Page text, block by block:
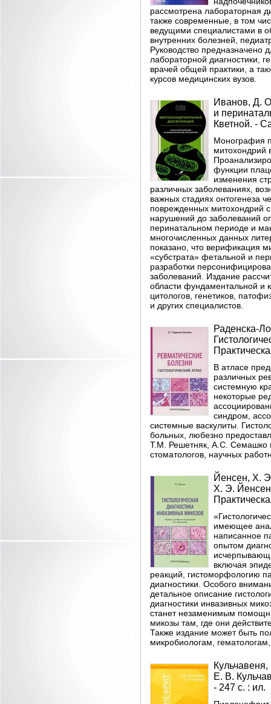
рассмотрена лабораторная
также современные, в том
ведущими специалистами в
внутренних болезней,
Руководство предназначено
лабораторной диагностики,
врачей общей практики, а
курсов медицинских вузов.
Иванов, Д.
и
Кветной. -
Монография
митохондрий
функции
изменения
различных заболеваниях,
важных стадиях онтогенеза
поврежденных митохондрий
нарушений до заболеваний
перинатальном периоде и
многочисленных данных
показано, что верификация
«субстрата» фетальной и
разработки
заболеваний. Издание
области фундаментальной и
цитологов, генетиков,
и других специалистов.
Раденска-
В атласе
различных
системную
некоторые
синдром,
системные васкулиты.
больных, любезно
Т.М. Решетняк, А.С. Семашко
стоматологов, научных
Йенсен, Х.
Х. Э.
имеющее
написанное
опытом
включая
реакций, гистоморфологию
диагностики. Особого
детальное описание
диагностики инвазивных
станет незаменимым
микозы там, где они
Также издание может быть
микробиологам,
Е. В.
- 247 с. : ил.